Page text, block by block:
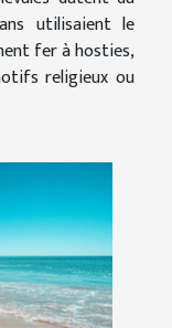
utilisaient le
fer à hosties,
religieux ou